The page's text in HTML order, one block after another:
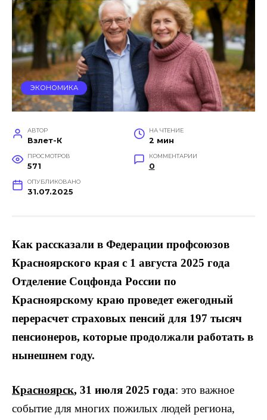
ЭКОНОМИКА
АВТОР
Взлет-К
НА ЧТЕНИЕ
2 мин
ПРОСМОТРОВ
571
КОММЕНТАРИИ
0
ОПУБЛИКОВАНО
31.07.2025
Как рассказали в Федерации профсоюзов
Красноярского края с 1 августа 2025 года
Отделение Соцфонда России по
Красноярскому краю проведет ежегодный
перерасчет страховых пенсий для 197 тысяч
пенсионеров, которые продолжали работать в
нынешнем году.
Красноярск, 31 июля 2025 года: это важное
событие для многих пожилых людей региона,